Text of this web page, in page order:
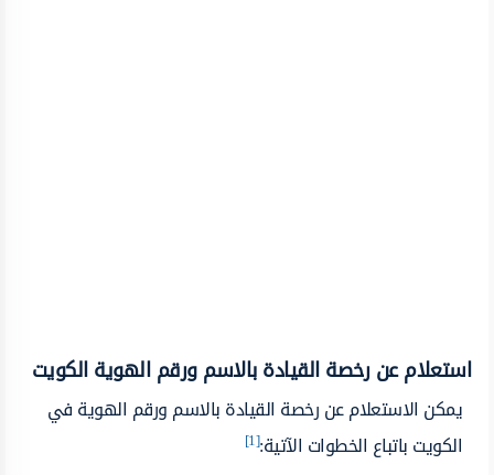
استعلام عن رخصة القيادة بالاسم ورقم الهوية الكويت
يمكن الاستعلام عن رخصة القيادة بالاسم ورقم الهوية في
الكويت باتباع الخطوات الآتية:[1]